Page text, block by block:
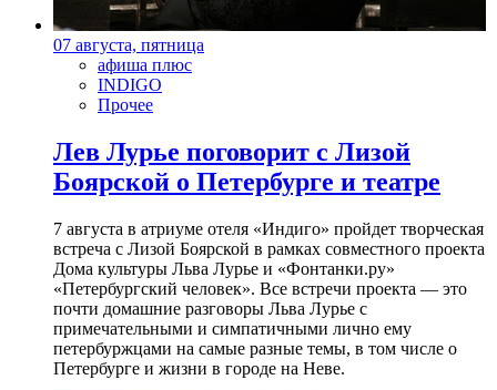
07 августа, пятница
афиша плюс
INDIGO
Прочее
Лев Лурье поговорит с Лизой
Боярской о Петербурге и театре
7 августа в атриуме отеля «Индиго» пройдет творческая
встреча с Лизой Боярской в рамках совместного проекта
Дома культуры Льва Лурье и «Фонтанки.ру»
«Петербургский человек». Все встречи проекта — это
почти домашние разговоры Льва Лурье с
примечательными и симпатичными лично ему
петербуржцами на самые разные темы, в том числе о
Петербурге и жизни в городе на Неве.